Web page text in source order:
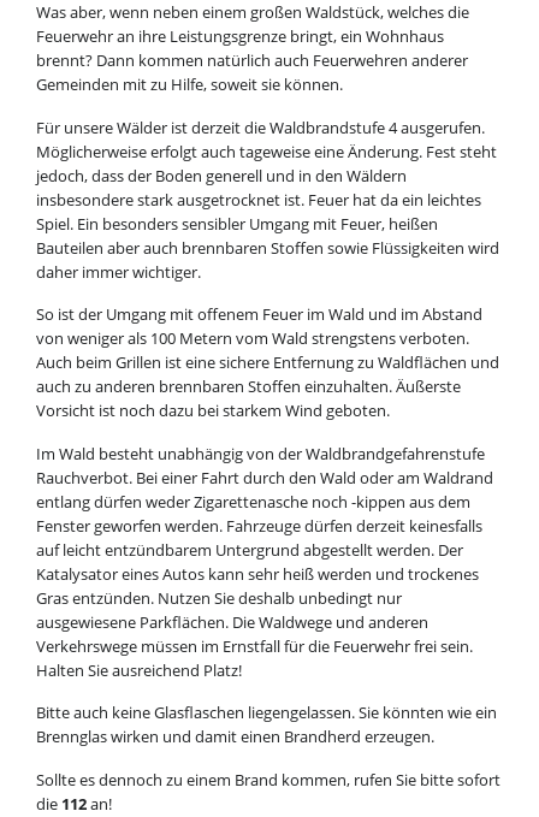
Was aber, wenn neben einem großen Waldstück, welches die
Feuerwehr an ihre Leistungsgrenze bringt, ein Wohnhaus
brennt? Dann kommen natürlich auch Feuerwehren anderer
Gemeinden mit zu Hilfe, soweit sie können.
Für unsere Wälder ist derzeit die Waldbrandstufe 4 ausgerufen.
Möglicherweise erfolgt auch tageweise eine Änderung. Fest steht
jedoch, dass der Boden generell und in den Wäldern
insbesondere stark ausgetrocknet ist. Feuer hat da ein leichtes
Spiel. Ein besonders sensibler Umgang mit Feuer, heißen
Bauteilen aber auch brennbaren Stoffen sowie Flüssigkeiten wird
daher immer wichtiger.
So ist der Umgang mit offenem Feuer im Wald und im Abstand
von weniger als 100 Metern vom Wald strengstens verboten.
Auch beim Grillen ist eine sichere Entfernung zu Waldflächen und
auch zu anderen brennbaren Stoffen einzuhalten. Äußerste
Vorsicht ist noch dazu bei starkem Wind geboten.
Im Wald besteht unabhängig von der Waldbrandgefahrenstufe
Rauchverbot. Bei einer Fahrt durch den Wald oder am Waldrand
entlang dürfen weder Zigarettenasche noch -kippen aus dem
Fenster geworfen werden. Fahrzeuge dürfen derzeit keinesfalls
auf leicht entzündbarem Untergrund abgestellt werden. Der
Katalysator eines Autos kann sehr heiß werden und trockenes
Gras entzünden. Nutzen Sie deshalb unbedingt nur
ausgewiesene Parkflächen. Die Waldwege und anderen
Verkehrswege müssen im Ernstfall für die Feuerwehr frei sein.
Halten Sie ausreichend Platz!
Bitte auch keine Glasflaschen liegengelassen. Sie könnten wie ein
Brennglas wirken und damit einen Brandherd erzeugen.
Sollte es dennoch zu einem Brand kommen, rufen Sie bitte sofort
die 112an!